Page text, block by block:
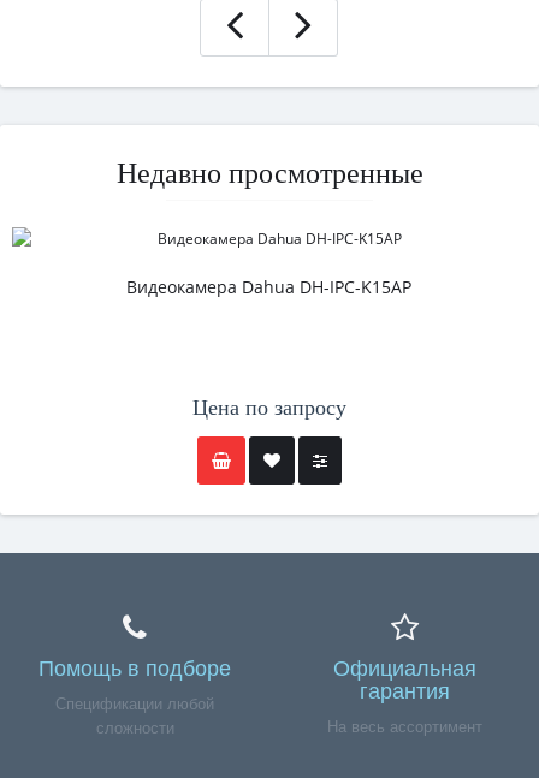
Недавно просмотренные
Видеокамера Dahua DH-IPC-K15AP
Цена по запросу
Помощь в подборе
Спецификации любой
сложности
Официальная
гарантия
На весь ассортимент